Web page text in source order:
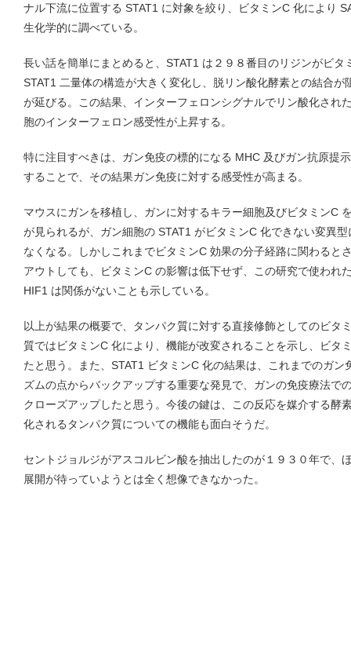
ナル下流に位置する STAT1 に対象を絞り、ビタミンC 化により
生化学的に調べている。
長い話を簡単にまとめると、STAT1 は２９８番目のリジンがビタ
STAT1 二量体の構造が大きく変化し、脱リン酸化酵素との結合が
が延びる。この結果、インターフェロンシグナルでリン酸化され
胞のインターフェロン感受性が上昇する。
特に注目すべきは、ガン免疫の標的になる MHC 及びガン抗原提
することで、その結果ガン免疫に対する感受性が高まる。
マウスにガンを移植し、ガンに対するキラー細胞及びビタミンC
が見られるが、ガン細胞の STAT1 がビタミンC 化できない変異
なくなる。しかしこれまでビタミンC 効果の分子経路に関わると
アウトしても、ビタミンC の影響は低下せず、この研究で使われ
HIF1 は関係がないことも示している。
以上が結果の概要で、タンパク質に対する直接修飾としてのビタ
質ではビタミンC 化により、機能が改変されることを示し、ビタ
たと思う。また、STAT1 ビタミンC 化の結果は、これまでのガ
ズムの点からバックアップする重要な発見で、ガンの免疫療法で
クローズアップしたと思う。今後の鍵は、この反応を媒介する酵
化されるタンパク質についての機能も面白そうだ。
セントジョルジがアスコルビン酸を抽出したのが１９３０年で、
展開が待っていようとは全く想像できなかった。